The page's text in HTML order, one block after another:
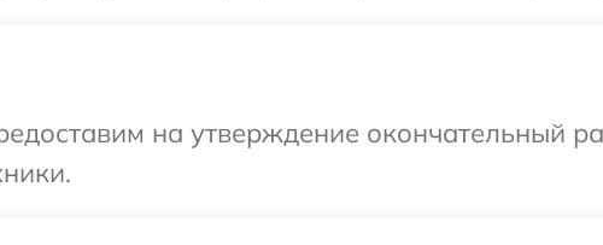
на утверждение окончательный